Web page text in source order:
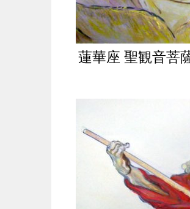
蓮華座 聖観音菩